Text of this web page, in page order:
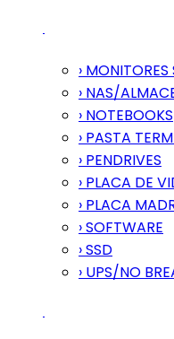
›
› NAS/
› NOTEBOOKS
› PASTA
› PENDRIVES
› PLACA DE
› PLACA
› SOFTWARE
› SSD
› UPS/NO